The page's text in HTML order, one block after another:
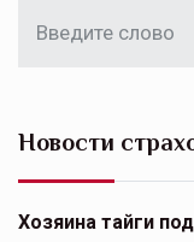
Новости
Хозяина тайги